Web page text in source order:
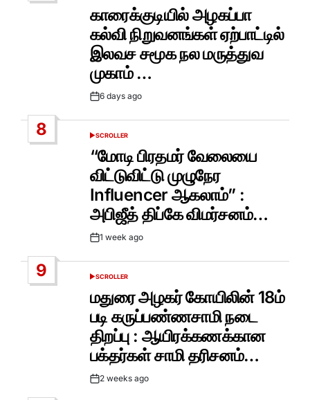
காரைக்குடியில் அழகப்பா
கல்வி நிறுவனங்கள் ஏற்பாட்டில்
இலவச சமூக நல மருத்துவ
முகாம் …
Post6 days ago
8
POSTED
SCROLLER
“மோடி பிரதமர் வேலையை
விட்டுவிட்டு முழுநேர
Influencer ஆகலாம்” :
அபிஜீத் திப்கே விமர்சனம்…
Post1 week ago
9
POSTED
SCROLLER
மதுரை அழகர் கோயிலின் 18ம்
படி கருப்பண்ணசாமி நடை
திறப்பு : ஆயிரக்கணக்கான
பக்தர்கள் சாமி தரிசனம்…
Post2 weeks ago